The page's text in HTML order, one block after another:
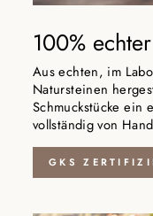
100%
Aus echten, im
Natursteinen
Schmuckstücke ein
vollständig von
GKS